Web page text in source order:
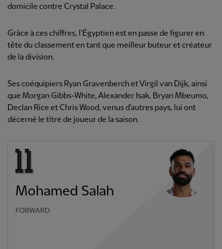
domicile contre Crystal Palace.
Grâce à ces chiffres, l'Égyptien est en passe de figurer en
tête du classement en tant que meilleur buteur et créateur
de la division.
Ses coéquipiers Ryan Gravenberch et Virgil van Dijk, ainsi
que Morgan Gibbs-White, Alexander Isak, Bryan Mbeumo,
Declan Rice et Chris Wood, venus d'autres pays, lui ont
décerné le titre de joueur de la saison.
Mohamed Salah
FORWARD